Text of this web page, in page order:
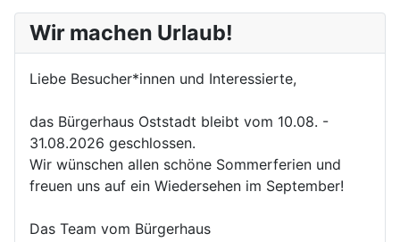
Wir machen Urlaub!
Liebe Besucher*innen und Interessierte,
das Bürgerhaus Oststadt bleibt vom 10.08. -
31.08.2026 geschlossen.
Wir wünschen allen schöne Sommerferien und
freuen uns auf ein Wiedersehen im September!
Das Team vom Bürgerhaus